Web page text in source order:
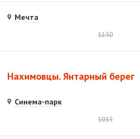
Мечта
11:50
Нахимовцы. Янтарный берег
Синема-парк
10:15